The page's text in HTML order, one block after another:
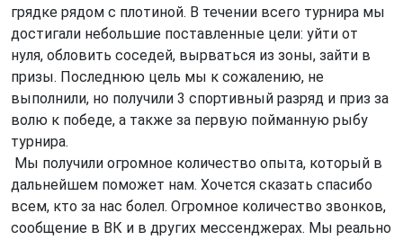
грядке рядом с плотиной. В течении всего турнира мы
достигали небольшие поставленные цели: уйти от
нуля, обловить соседей, вырваться из зоны, зайти в
призы. Последнюю цель мы к сожалению, не
выполнили, но получили 3 спортивный разряд и приз за
волю к победе, а также за первую пойманную рыбу
турнира.
Мы получили огромное количество опыта, который в
дальнейшем поможет нам. Хочется сказать спасибо
всем, кто за нас болел. Огромное количество звонков,
сообщение в ВК и в других мессенджерах. Мы реально